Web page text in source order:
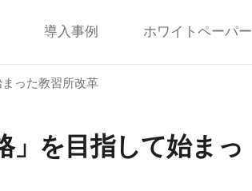
導入事例 ホワイトペーパー
った教習所改革
」を目指して始まっ